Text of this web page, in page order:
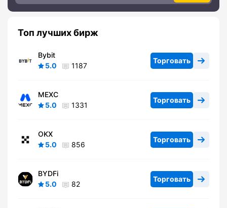
Топ лучших бирж
Bybit
5.0
1187
Торговать
MEXC
5.0
1331
Торговать
OKX
5.0
856
Торговать
BYDFi
5.0
82
Торговать